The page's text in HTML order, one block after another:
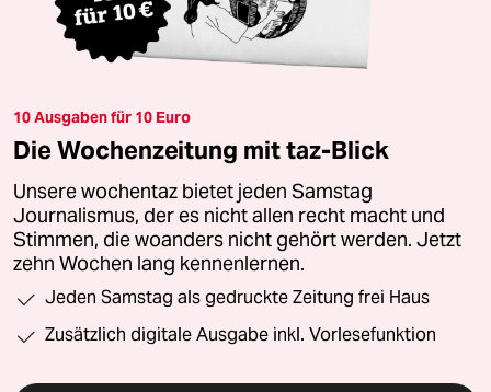
10 Ausgaben für 10 Euro
Die Wochenzeitung mit taz-Blick
Unsere wochentaz bietet jeden Samstag
Journalismus, der es nicht allen recht macht und
Stimmen, die woanders nicht gehört werden. Jetzt
zehn Wochen lang kennenlernen.
Jeden Samstag als gedruckte Zeitung frei Haus
Zusätzlich digitale Ausgabe inkl. Vorlesefunktion